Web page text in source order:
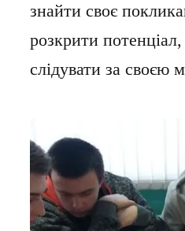
знайти своє
розкрити потенціал,
слідувати за своєю